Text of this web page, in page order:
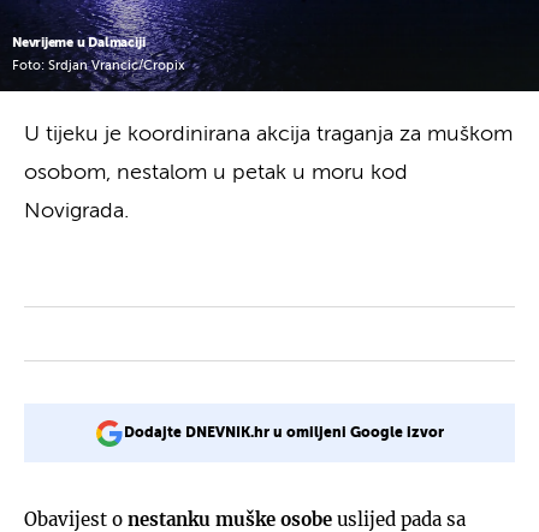
Nevrijeme u Dalmaciji
Foto: Srdjan Vrancic/Cropix
U tijeku je koordinirana akcija traganja za muškom
osobom, nestalom u petak u moru kod
Novigrada.
Dodajte DNEVNIK.hr u omiljeni Google izvor
Obavijest o nestanku muške osobe uslijed pada sa